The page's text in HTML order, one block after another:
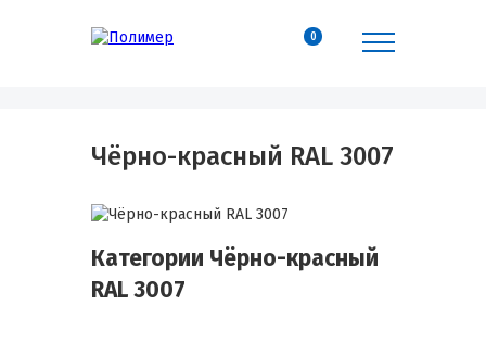
0
Чёрно-красный RAL 3007
Категории Чёрно-красный
RAL 3007